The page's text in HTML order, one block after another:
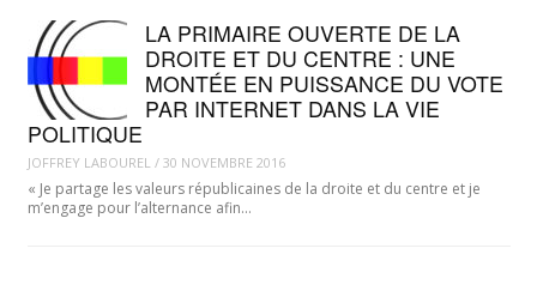
LA PRIMAIRE OUVERTE DE LA
DROITE ET DU CENTRE : UNE
MONTÉE EN PUISSANCE DU VOTE
PAR INTERNET DANS LA VIE
POLITIQUE
JOFFREY LABOUREL / 30 NOVEMBRE 2016
« Je partage les valeurs républicaines de la droite et du centre et je
m’engage pour l’alternance afin…